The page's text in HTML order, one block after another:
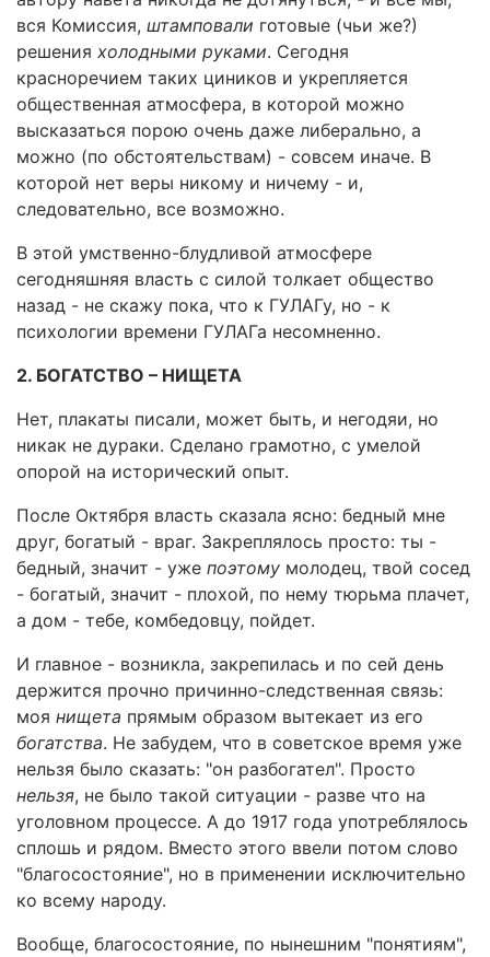
вся Комиссия, штамповали готовые (чьи же?)
решения холодными руками. Сегодня
красноречием таких циников и укрепляется
общественная атмосфера, в которой можно
высказаться порою очень даже либерально, а
можно (по обстоятельствам) - совсем иначе. В
которой нет веры никому и ничему - и,
следовательно, все возможно.
В этой умственно-блудливой атмосфере
сегодняшняя власть с силой толкает общество
назад - не скажу пока, что к ГУЛАГу, но - к
психологии времени ГУЛАГа несомненно.
2. БОГАТСТВО – НИЩЕТА
Нет, плакаты писали, может быть, и негодяи, но
никак не дураки. Сделано грамотно, с умелой
опорой на исторический опыт.
После Октября власть сказала ясно: бедный мне
друг, богатый - враг. Закреплялось просто: ты -
бедный, значит - уже поэтому молодец, твой сосед
- богатый, значит - плохой, по нему тюрьма плачет,
а дом - тебе, комбедовцу, пойдет.
И главное - возникла, закрепилась и по сей день
держится прочно причинно-следственная связь:
моя нищета прямым образом вытекает из его
богатства. Не забудем, что в советское время уже
нельзя было сказать: "он разбогател". Просто
нельзя, не было такой ситуации - разве что на
уголовном процессе. А до 1917 года употреблялось
сплошь и рядом. Вместо этого ввели потом слово
"благосостояние", но в применении исключительно
ко всему народу.
Вообще, благосостояние, по нынешним "понятиям",